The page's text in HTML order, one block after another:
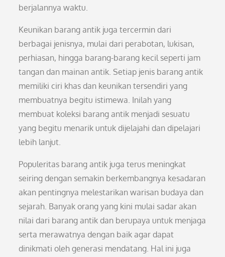
berjalannya waktu.
Keunikan barang antik juga tercermin dari
berbagai jenisnya, mulai dari perabotan, lukisan,
perhiasan, hingga barang-barang kecil seperti jam
tangan dan mainan antik. Setiap jenis barang antik
memiliki ciri khas dan keunikan tersendiri yang
membuatnya begitu istimewa. Inilah yang
membuat koleksi barang antik menjadi sesuatu
yang begitu menarik untuk dijelajahi dan dipelajari
lebih lanjut.
Populeritas barang antik juga terus meningkat
seiring dengan semakin berkembangnya kesadaran
akan pentingnya melestarikan warisan budaya dan
sejarah. Banyak orang yang kini mulai sadar akan
nilai dari barang antik dan berupaya untuk menjaga
serta merawatnya dengan baik agar dapat
dinikmati oleh generasi mendatang. Hal ini juga